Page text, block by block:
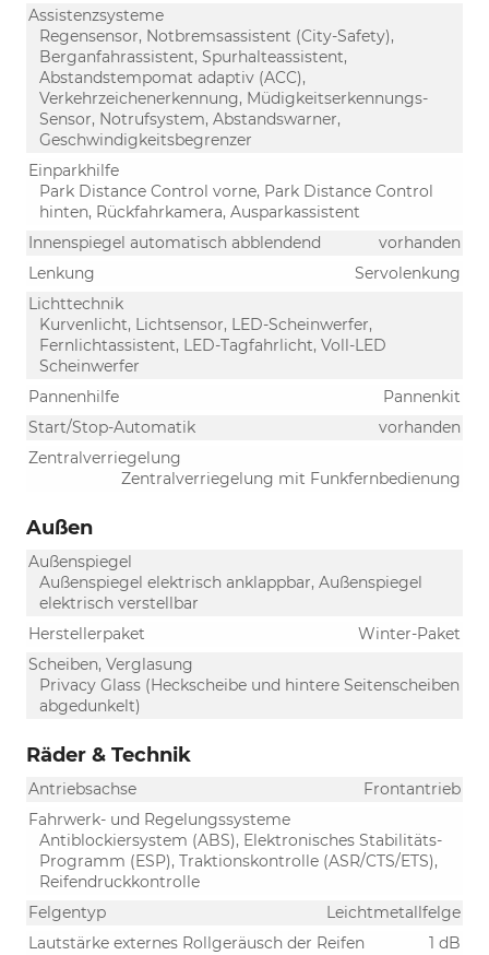
Assistenzsysteme
Regensensor, Notbremsassistent (City-Safety),
Berganfahrassistent, Spurhalteassistent,
Abstandstempomat adaptiv (ACC),
Verkehrzeichenerkennung, Müdigkeitserkennungs-
Sensor, Notrufsystem, Abstandswarner,
Geschwindigkeitsbegrenzer
Einparkhilfe
Park Distance Control vorne, Park Distance Control
hinten, Rückfahrkamera, Ausparkassistent
Innenspiegel automatisch abblendend
vorhanden
Lenkung
Servolenkung
Lichttechnik
Kurvenlicht, Lichtsensor, LED-Scheinwerfer,
Fernlichtassistent, LED-Tagfahrlicht, Voll-LED
Scheinwerfer
Pannenhilfe
Pannenkit
Start/Stop-Automatik
vorhanden
Zentralverriegelung
Zentralverriegelung mit Funkfernbedienung
Außen
Außenspiegel
Außenspiegel elektrisch anklappbar, Außenspiegel
elektrisch verstellbar
Herstellerpaket
Winter-Paket
Scheiben, Verglasung
Privacy Glass (Heckscheibe und hintere Seitenscheiben
abgedunkelt)
Räder & Technik
Antriebsachse
Frontantrieb
Fahrwerk- und Regelungssysteme
Antiblockiersystem (ABS), Elektronisches Stabilitäts-
Programm (ESP), Traktionskontrolle (ASR/CTS/ETS),
Reifendruckkontrolle
Felgentyp
Leichtmetallfelge
Lautstärke externes Rollgeräusch der Reifen
1 dB